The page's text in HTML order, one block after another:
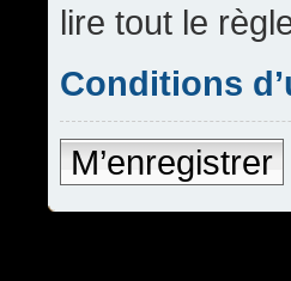
lire tout le
Conditions
M’enregistrer